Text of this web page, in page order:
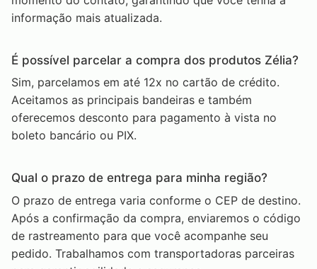
informação mais atualizada.
É possível parcelar a compra dos produtos Zélia?
Sim, parcelamos em até 12x no cartão de crédito.
Aceitamos as principais bandeiras e também
oferecemos desconto para pagamento à vista no
boleto bancário ou PIX.
Qual o prazo de entrega para minha região?
O prazo de entrega varia conforme o CEP de destino.
Após a confirmação da compra, enviaremos o código
de rastreamento para que você acompanhe seu
pedido. Trabalhamos com transportadoras parceiras